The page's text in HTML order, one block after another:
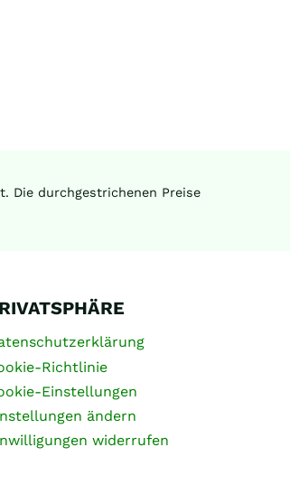
Die durchgestrichenen Preise
Richtlinie
Einstellungen
ändern
widerrufen